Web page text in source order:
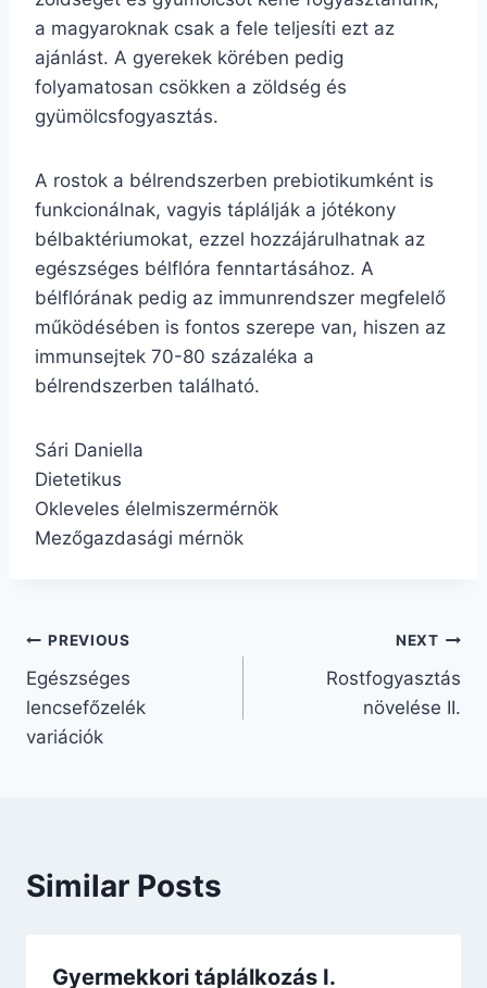
a magyaroknak csak a fele teljesíti ezt az
ajánlást. A gyerekek körében pedig
folyamatosan csökken a zöldség és
gyümölcsfogyasztás.
A rostok a bélrendszerben prebiotikumként is
funkcionálnak, vagyis táplálják a jótékony
bélbaktériumokat, ezzel hozzájárulhatnak az
egészséges bélflóra fenntartásához. A
bélflórának pedig az immunrendszer megfelelő
működésében is fontos szerepe van, hiszen az
immunsejtek 70-80 százaléka a
bélrendszerben található.
Sári Daniella
Dietetikus
Okleveles élelmiszermérnök
Mezőgazdasági mérnök
Bejegyzés
navigáció
PREVIOUS
Egészséges
lencsefőzelék
variációk
NEXT
Rostfogyasztás
növelése II.
Similar Posts
Gyermekkori táplálkozás I.